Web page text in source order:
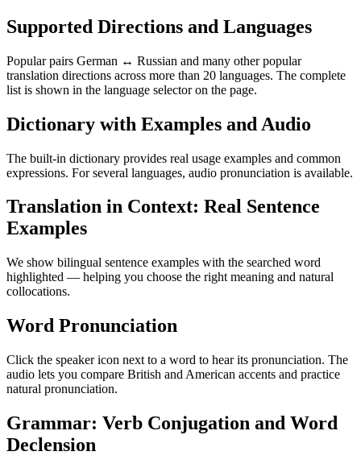
Supported Directions and Languages
Popular pairs German ↔ Russian and many other popular
translation directions across more than 20 languages. The complete
list is shown in the language selector on the page.
Dictionary with Examples and Audio
The built-in dictionary provides real usage examples and common
expressions. For several languages, audio pronunciation is available.
Translation in Context: Real Sentence
Examples
We show bilingual sentence examples with the searched word
highlighted — helping you choose the right meaning and natural
collocations.
Word Pronunciation
Click the speaker icon next to a word to hear its pronunciation. The
audio lets you compare British and American accents and practice
natural pronunciation.
Grammar: Verb Conjugation and Word
Declension